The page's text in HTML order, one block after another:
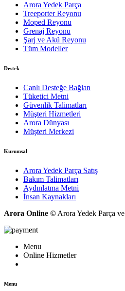
Arora Yedek Parça
Treeporter Reyonu
Moped Reyonu
Grenaj Reyonu
Şarj ve Akü Reyonu
Tüm Modeller
Destek
Canlı Desteğe Bağlan
Tüketici Metni
Güvenlik Talimatları
Müşteri Hizmetleri
Arora Dünyası
Müşteri Merkezi
Kurumsal
Arora Yedek Parça Satış
Bakım Talimatları
Aydınlatma Metni
İnsan Kaynakları
Arora Online © Arora Yedek Parça
Menu
Online Hizmetler
Menu